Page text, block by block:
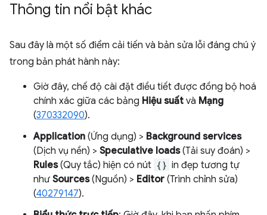
Thông tin nổi bật khác
Sau đây là một số điểm cải tiến và bản sửa lỗi đáng chú ý
trong bản phát hành này:
Giờ đây, chế độ cài đặt điều tiết được đồng bộ hoá
chính xác giữa các bảng Hiệu suất và Mạng
(370332090).
Application (Ứng dụng) > Background services
(Dịch vụ nền) > Speculative loads(Tải suy đoán) >
Rules(Quy tắc) hiện có nút {} in đẹp tương tự
như Sources(Nguồn) > Editor (Trình chỉnh sửa)
(40279147).